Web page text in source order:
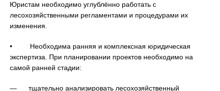
Юристам необходимо углублённо работать с
лесохозяйственными регламентами и процедурами их
изменения.
• Необходима ранняя и комплексная юридическая
экспертиза. При планировании проектов необходимо на
самой ранней стадии:
— тщательно анализировать лесохозяйственный